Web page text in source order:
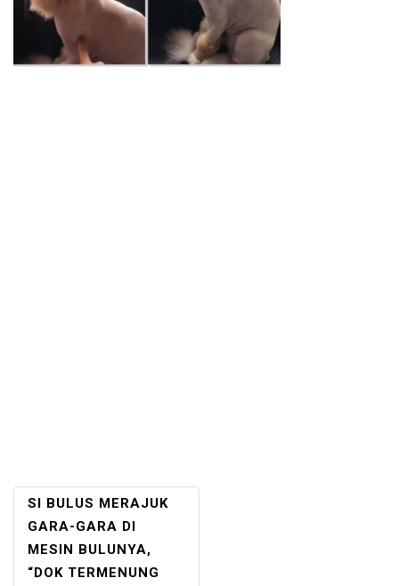
POST
NAVIGATION
SI BULUS MERAJUK
GARA-GARA DI
MESIN BULUNYA,
“DOK TERMENUNG